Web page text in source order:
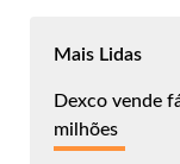
Mais Lidas
Dexco vende
milhões